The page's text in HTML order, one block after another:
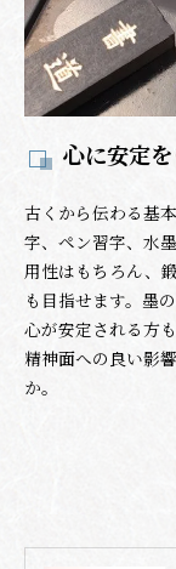
心に安定
古くから伝わる基
字、ペン習字、水
用性はもちろん、
も目指せます。墨
心が安定される方
精神面への良い影
か。